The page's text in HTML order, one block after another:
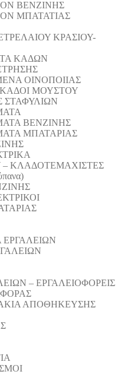
ΒΕΝΖΙΝΗΣ
ΜΠΑΤΑΤΙΑΣ
ΚΡΑΣΙΟΥ-
ΚΑΔΩΝ
ΟΙΝΟΠΟΙΙΑΣ
ΚΑΔΟΙ ΜΟΥΣΤΟΥ
ΣΤΑΦΥΛΙΩΝ
ΒΕΝΖΙΝΗΣ
ΜΠΑΤΑΡΙΑΣ
– ΚΛΑΔΟΤΕΜΑΧΙΣΤΕΣ
– ΕΡΓΑΛΕΙΟΦΟΡΕΙΣ
ΑΠΟΘΗΚΕΥΣΗΣ